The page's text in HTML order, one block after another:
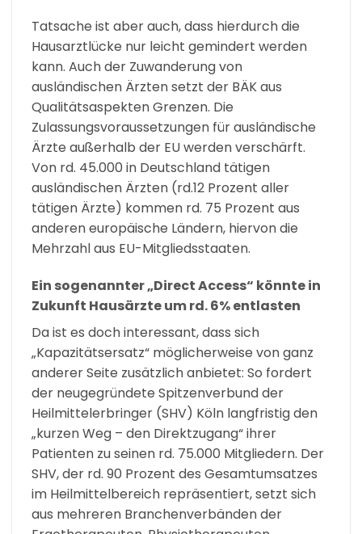
Tatsache ist aber auch, dass hierdurch die
Hausarztlücke nur leicht gemindert werden
kann. Auch der Zuwanderung von
ausländischen Ärzten setzt der BÄK aus
Qualitätsaspekten Grenzen. Die
Zulassungsvoraussetzungen für ausländische
Ärzte außerhalb der EU werden verschärft.
Von rd. 45.000 in Deutschland tätigen
ausländischen Ärzten (rd.12 Prozent aller
tätigen Ärzte) kommen rd. 75 Prozent aus
anderen europäische Ländern, hiervon die
Mehrzahl aus EU-Mitgliedsstaaten.
Ein sogenannter „Direct Access“ könnte in
Zukunft Hausärzte um rd. 6% entlasten
Da ist es doch interessant, dass sich
„Kapazitätsersatz“ möglicherweise von ganz
anderer Seite zusätzlich anbietet: So fordert
der neugegründete Spitzenverbund der
Heilmittelerbringer (SHV) Köln langfristig den
„kurzen Weg – den Direktzugang“ ihrer
Patienten zu seinen rd. 75.000 Mitgliedern. Der
SHV, der rd. 90 Prozent des Gesamtumsatzes
im Heilmittelbereich repräsentiert, setzt sich
aus mehreren Branchenverbänden der